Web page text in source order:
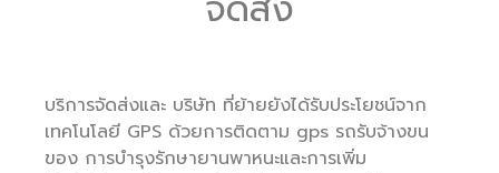
บริการจัดส่งและ บริษัท ที่ย้ายยังได้รับประโยชน์จาก
เทคโนโลยี GPS ด้วยการติดตาม gps รถรับจ้างขน
ของ การบำรุงรักษายานพาหนะและการเพิ่ม